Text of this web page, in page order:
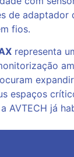
de adaptador
fios.
representa
espaços
AVTECH já